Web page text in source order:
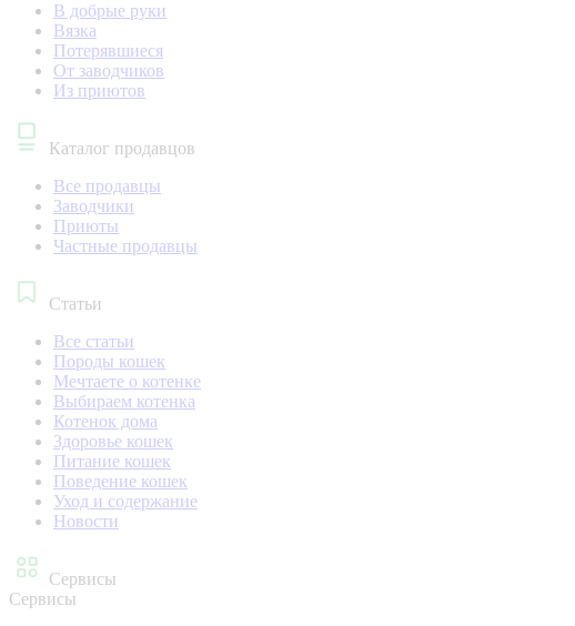
В добрые руки
Вязка
Потерявшиеся
От заводчиков
Из приютов
Каталог продавцов
Все продавцы
Заводчики
Приюты
Частные продавцы
Статьи
Все статьи
Породы кошек
Мечтаете о котенке
Выбираем котенка
Котенок дома
Здоровье кошек
Питание кошек
Поведение кошек
Уход и содержание
Новости
Сервисы
Сервисы